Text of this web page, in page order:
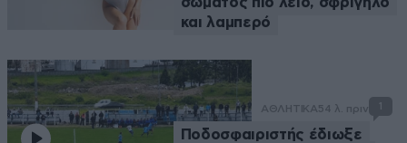
και λαμπερό
ΑΘΛΗΤΙΚΑ54 λ. πριν 1
Ποδοσφαιριστής έδιωξε